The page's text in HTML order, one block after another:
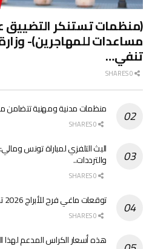
(منظمات تستنكر التضييق
مساعدات للمهاجرين)-
تنفي…
منظمات مدنية ومهنية تتضامن
البث التلفزي لمباراة تونس
والترددات..
توقعات ماغي فرح للأبراج 2026 تكشف خريطة الحظ والتغيير..
هذه أسعار الكراس المدعم لهذا